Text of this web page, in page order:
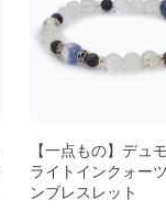
【一点もの】デュ
ライトインクォー
ンブレスレット